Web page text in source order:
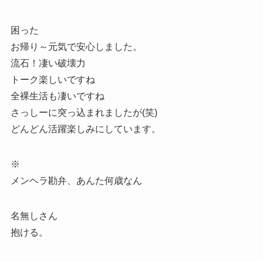
困った
お帰り～元気で安心しました。
流石！凄い破壊力
トーク楽しいですね
全裸生活も凄いですね
さっしーに突っ込まれましたが(笑)
どんどん活躍楽しみにしています。
※
メンヘラ勘弁、あんた何歳なん
名無しさん
抱ける。